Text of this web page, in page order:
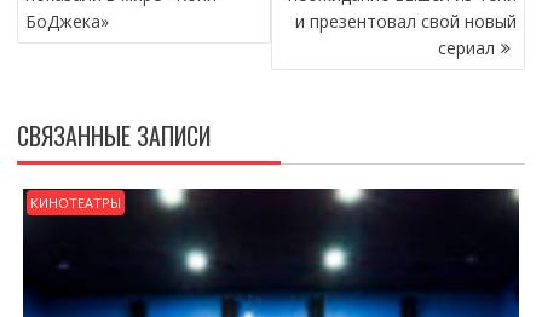
ЗАПИСЯМ
БоДжека»
и презентовал свой новый
сериал
СВЯЗАННЫЕ ЗАПИСИ
КИНОТЕАТРЫ